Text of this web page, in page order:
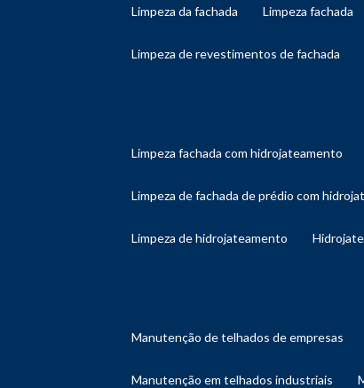
limpeza da fachada limpeza fachada
limpeza de revestimentos de fachada
limpeza fachada com hidrojateamento
limpeza de fachada de prédio com
limpeza de hidrojateamento
manutenção de telhados de empresas
manutenção em telhados industriais